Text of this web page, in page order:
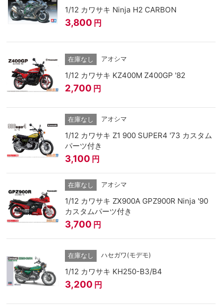
1/12 カワサキ Ninja H2 CARBON
3,800 円
在庫なし アオシマ
1/12 カワサキ KZ400M Z400GP '82
2,700 円
在庫なし アオシマ
1/12 カワサキ Z1 900 SUPER4 '73 カスタム
パーツ付き
3,100 円
在庫なし アオシマ
1/12 カワサキ ZX900A GPZ900R Ninja '90
カスタムパーツ付き
3,700 円
在庫なし ハセガワ(モデモ)
1/12 カワサキ KH250-B3/B4
3,200 円